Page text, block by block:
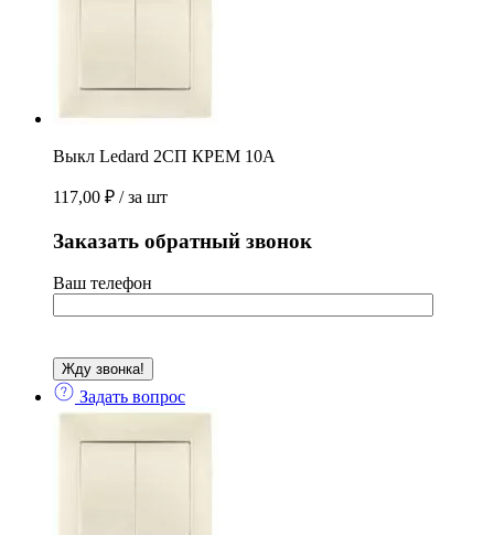
Выкл Ledard 2СП КРЕМ 10А
117,00 ₽ / за шт
Заказать обратный звонок
Ваш телефон
Задать вопрос